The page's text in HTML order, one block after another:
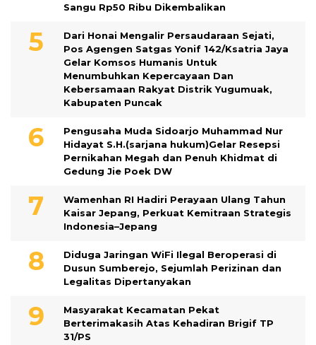
Sangu Rp50 Ribu Dikembalikan
Dari Honai Mengalir Persaudaraan Sejati,
Pos Agengen Satgas Yonif 142/Ksatria Jaya
Gelar Komsos Humanis Untuk
Menumbuhkan Kepercayaan Dan
Kebersamaan Rakyat Distrik Yugumuak,
Kabupaten Puncak
Pengusaha Muda Sidoarjo Muhammad Nur
Hidayat S.H.(sarjana hukum)Gelar Resepsi
Pernikahan Megah dan Penuh Khidmat di
Gedung Jie Poek DW
Wamenhan RI Hadiri Perayaan Ulang Tahun
Kaisar Jepang, Perkuat Kemitraan Strategis
Indonesia–Jepang
Diduga Jaringan WiFi Ilegal Beroperasi di
Dusun Sumberejo, Sejumlah Perizinan dan
Legalitas Dipertanyakan
Masyarakat Kecamatan Pekat
Berterimakasih Atas Kehadiran Brigif TP
31/PS